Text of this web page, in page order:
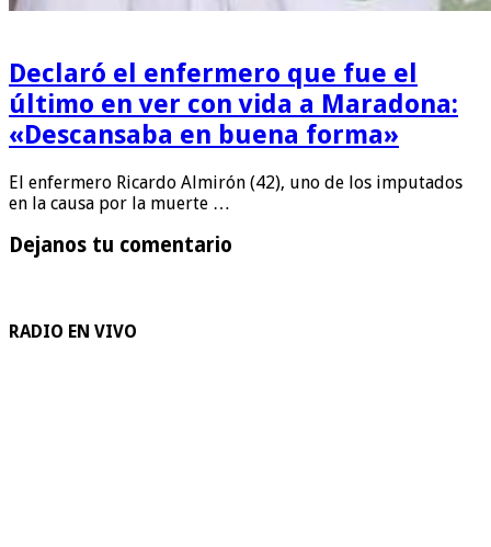
Declaró el enfermero que fue el
último en ver con vida a Maradona:
«Descansaba en buena forma»
El enfermero Ricardo Almirón (42), uno de los imputados
en la causa por la muerte …
Dejanos tu comentario
RADIO EN VIVO